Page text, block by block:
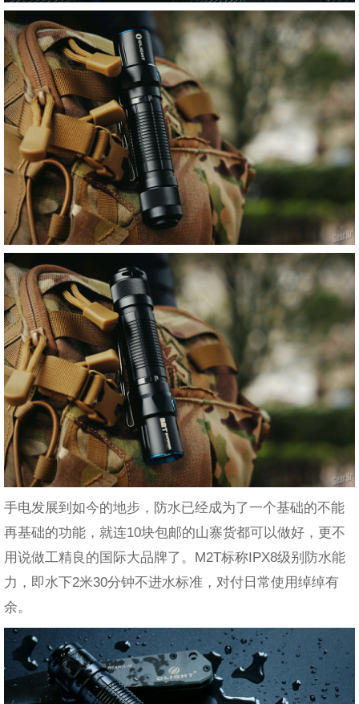
手电发展到如今的地步，防水已经成为了一个基础的不能
再基础的功能，就连10块包邮的山寨货都可以做好，更不
用说做工精良的国际大品牌了。M2T标称IPX8级别防水能
力，即水下2米30分钟不进水标准，对付日常使用绰绰有
余。